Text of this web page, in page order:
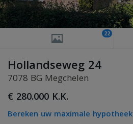
22
Hollandseweg 24
7078 BG Megchelen
€ 280.000 K.K.
Bereken uw maximale hypotheek